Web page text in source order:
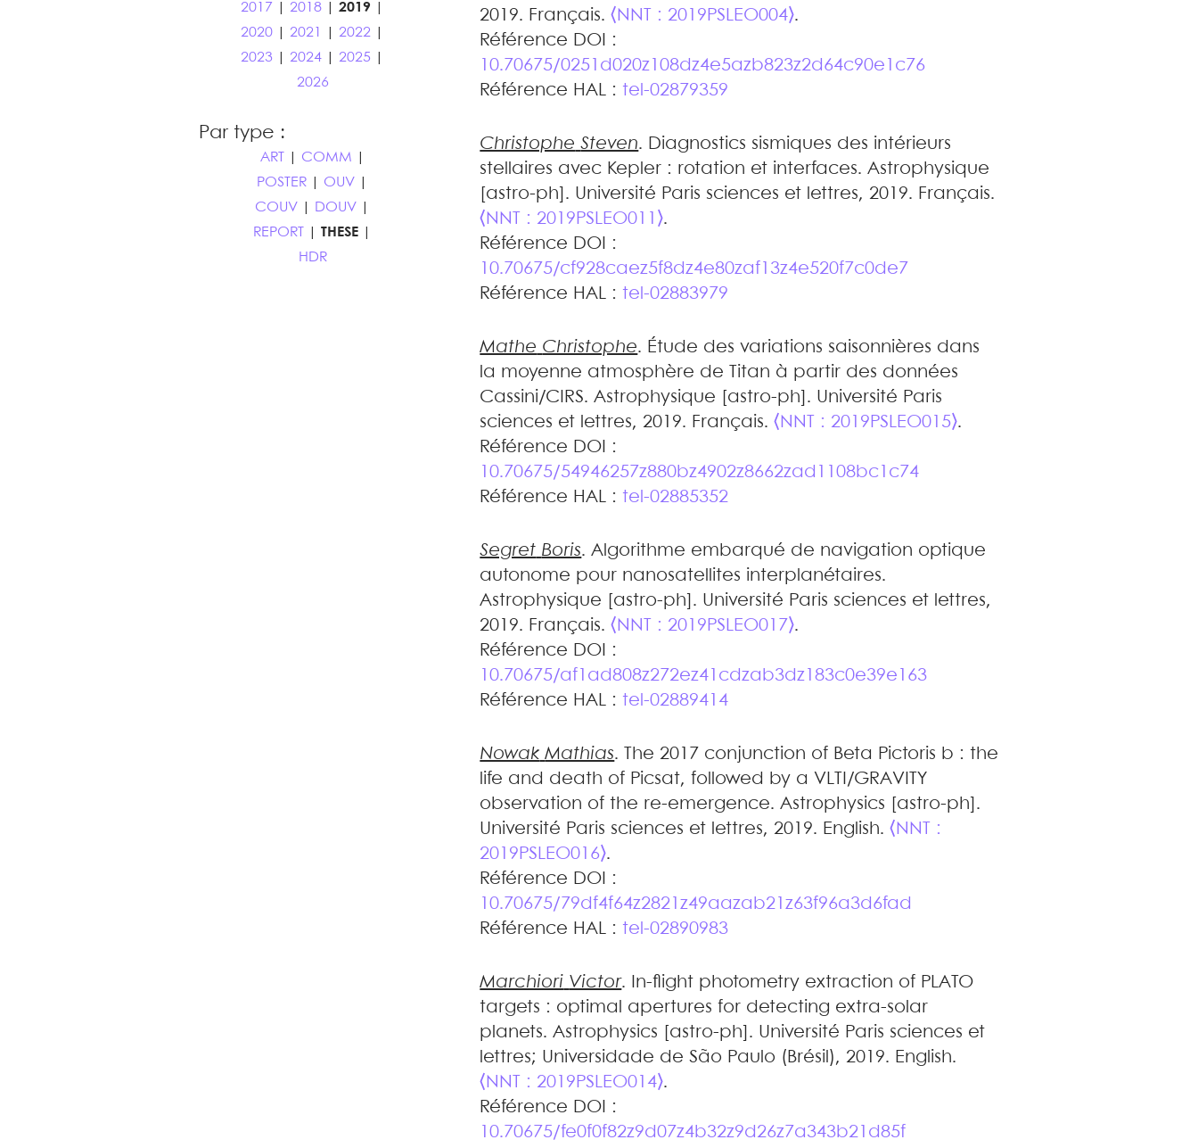
2017 |2018 |2019
2020 |2021 |2022
2023 |2024 |2025
2026
Par type :
ART COMM
POSTER
OUV
COUV
DOUV
REPORT
|THESE
HDR
2019. Français.⟨NNT : 2019PSLEO004⟩.
Référence DOI :
10.70675/0251d020z108dz4e5azb823z2d64c90e1c76
Référence HAL : tel-02879359
Christophe Steven. Diagnostics sismiques des intérieurs
stellaires avec Kepler : rotation et interfaces.Astrophysique
[astro-ph]. Université Paris sciences et lettres, 2019. Français.
⟨NNT : 2019PSLEO011⟩.
Référence DOI :
10.70675/cf928caez5f8dz4e80zaf13z4e520f7c0de7
Référence HAL : tel-02883979
Mathe Christophe. Étude des variations saisonnières dans
la moyenne atmosphère de Titan à partir des données
Cassini/CIRS.Astrophysique [astro-ph]. Université Paris
sciences et lettres, 2019. Français.⟨NNT : 2019PSLEO015⟩.
Référence DOI :
10.70675/54946257z880bz4902z8662zad1108bc1c74
Référence HAL : tel-02885352
Segret Boris.Algorithme embarqué de navigation optique
autonome pour nanosatellites interplanétaires.
Astrophysique [astro-ph]. Université Paris sciences et lettres,
2019. Français.⟨NNT : 2019PSLEO017⟩.
Référence DOI :
10.70675/af1ad808z272ez41cdzab3dz183c0e39e163
Référence HAL : tel-02889414
Nowak Mathias.
The 2017 conjunction of Beta Pictoris b : the
life and death of Picsat, followed by a VLTI/GRAVITY
observation of the re-emergence.Astrophysics [astro-ph].
Université Paris sciences et lettres, 2019. English.⟨NNT :
2019PSLEO016⟩.
Référence DOI :
10.70675/79df4f64z2821z49aazab21z63f96a3d6fad
Référence HAL : tel-02890983
Marchiori Victor.
In-flight photometry extraction of PLATO
targets : optimal apertures for detecting extra-solar
planets.Astrophysics [astro-ph]. Université Paris sciences et
lettres; Universidade de São Paulo (Brésil), 2019. English.
⟨NNT : 2019PSLEO014⟩.
Référence DOI :
10.70675/fe0f0f82z9d07z4b32z9d26z7a343b21d85f